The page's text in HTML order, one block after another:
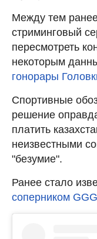
Между тем
стриминговый
пересмотреть
некоторым
гонорары
Спортивные
решение
платить
неизвестными
"безумие".
Ранее стало
соперником GGG